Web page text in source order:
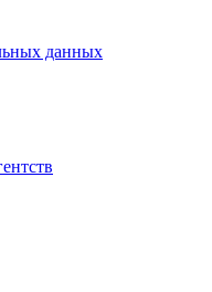
данных